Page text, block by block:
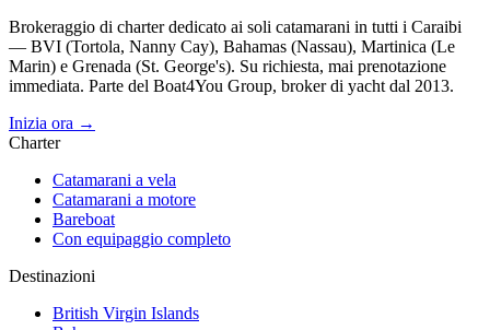
Brokeraggio di charter dedicato ai soli catamarani in tutti i Caraibi
— BVI (Tortola, Nanny Cay), Bahamas (Nassau), Martinica (Le
Marin) e Grenada (St. George's). Su richiesta, mai prenotazione
immediata. Parte del Boat4You Group, broker di yacht dal 2013.
Inizia ora →
Charter
Catamarani a vela
Catamarani a motore
Bareboat
Con equipaggio completo
Destinazioni
British Virgin Islands